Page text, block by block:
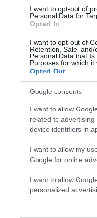
I want to opt-out of
Personal Data for
Opted In
I want to opt-out of
Retention, Sale,
Personal Data that
Purposes for which it
Opted Out
Google consents
I want to allow
related to
device identifiers in
I want to allow my
Google for online
I want to allow
personalized
συνεχίζει ο ίδιος να
διαχειριστής της
περίπτωση, ο
συμφωνήσει με το
οικιακή οικονόμο κτλ)
κληρονομική
ότι της αφήνει
περιουσιακά του
φροντίζει όσο ζει.
δυνατότητα
με την οποία ο
μετά το θάνατο του